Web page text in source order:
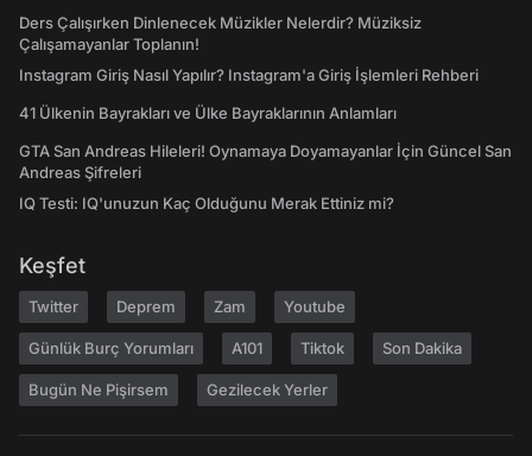
Ders Çalışırken Dinlenecek Müzikler Nelerdir? Müziksiz
Çalışamayanlar Toplanın!
Instagram Giriş Nasıl Yapılır? Instagram'a Giriş İşlemleri Rehberi
41 Ülkenin Bayrakları ve Ülke Bayraklarının Anlamları
GTA San Andreas Hileleri! Oynamaya Doyamayanlar İçin Güncel San
Andreas Şifreleri
IQ Testi: IQ'unuzun Kaç Olduğunu Merak Ettiniz mi?
Keşfet
Twitter Deprem Zam Youtube
Günlük Burç Yorumları A101 Tiktok Son Dakika
Bugün Ne Pişirsem Gezilecek Yerler